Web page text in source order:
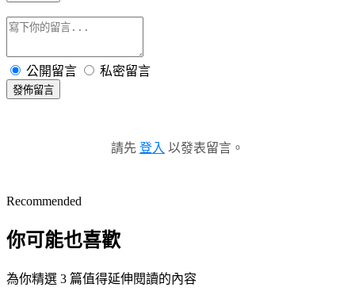
公開留言 私密留言
發佈留言
請先 登入 以發表留言。
Recommended
你可能也喜歡
為你精選 3 篇值得延伸閱讀的內容